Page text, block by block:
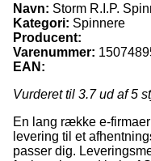
Navn: Storm R.I.P.
Kategori: Spinnere
Producent:
Varenummer:
EAN:
Vurderet til 3.7ud af 5
En lang række e-
levering til et
passer dig.